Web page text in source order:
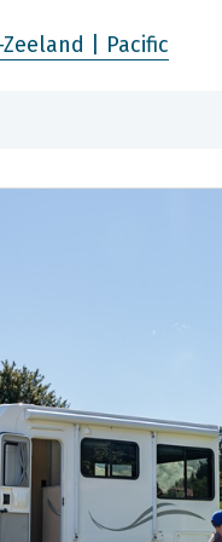
| Pacific